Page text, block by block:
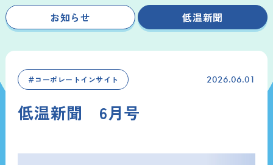
お知らせ 低温新聞
＃コーポレートインサイト 2026.06.01
低温新聞 6月号